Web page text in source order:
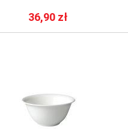
36,90 zł